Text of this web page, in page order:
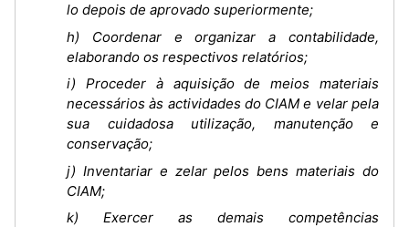
lo depois de aprovado superiormente;
h) Coordenar e organizar a contabilidade,
elaborando os respectivos relatórios;
i) Proceder à aquisição de meios materiais
necessários às actividades do CIAM e velar pela
sua cuidadosa utilização, manutenção e
conservação;
j) Inventariar e zelar pelos bens materiais do
CIAM;
k) Exercer as demais competências